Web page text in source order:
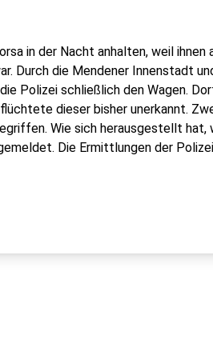
in der Nacht anhalten, weil ihnen
Durch die Mendener Innenstadt
Polizei schließlich den Wagen.
dieser bisher unerkannt.
Wie sich herausgestellt hat,
Die Ermittlungen der